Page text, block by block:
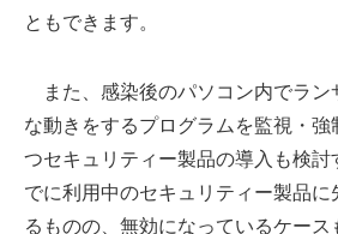
ともできます。
また、感染後のパソコン内でラン
な動きをするプログラムを監視・
つセキュリティー製品の導入も検討
でに利用中のセキュリティー製品に
るものの、無効になっているケー